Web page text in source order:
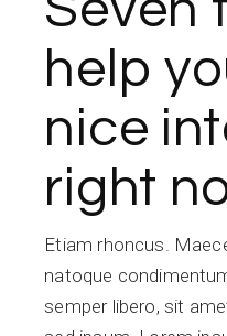
help
nice
right
Etiam rhoncus.
natoque
semper libero, sit